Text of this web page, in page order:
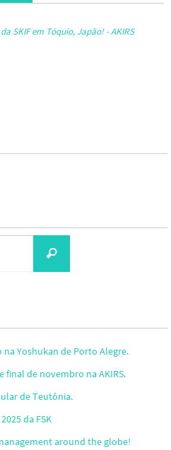
SKIF em Tóquio, Japão! - AKIRS
Search
Yoshukan de Porto Alegre.
final de novembro na AKIRS.
de Teutônia.
da FSK
around the globe!